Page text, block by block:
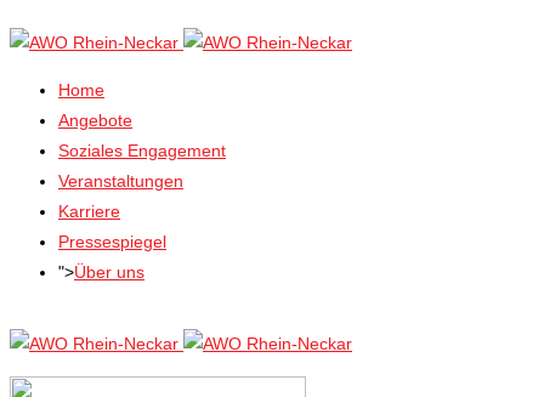
Home
Angebote
Soziales Engagement
Veranstaltungen
Karriere
Pressespiegel
">Über uns